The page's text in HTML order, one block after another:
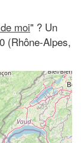
moi" ? Un
(Rhône-Alpes,